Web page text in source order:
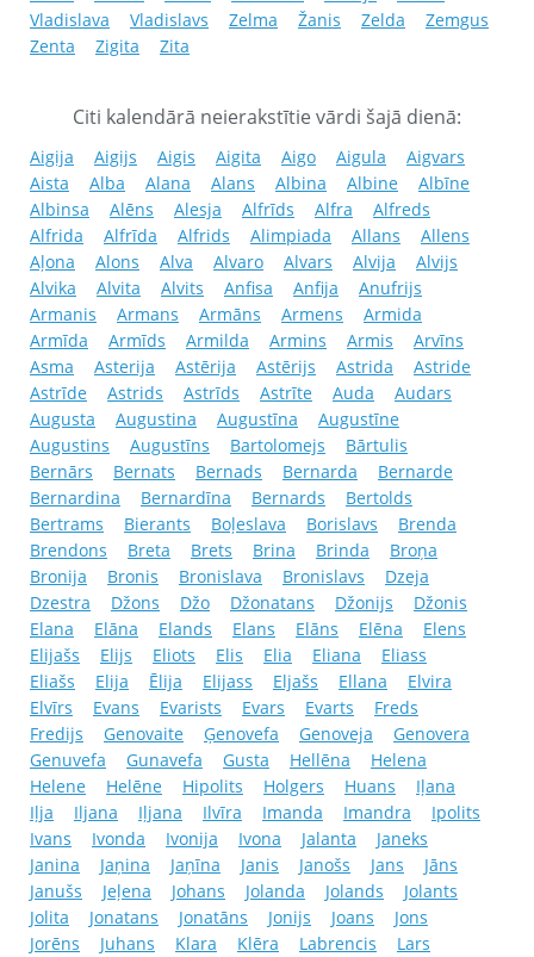
Vladislava
Vladislavs Zelma Žanis Zelda
Zemgus
Zenta
Zigita Zita
Citi kalendārā neierakstītie vārdi šajā dienā:
Aigija Aigijs Aigis Aigita Aigo Aigula
Aigvars
Aista
Alba Alana Alans Albina Albine
Albīne
Albinsa
Alēns Alesja Alfrīds Alfra
Alfreds
Alfrida
Alfrīda Alfrids Alimpiada Allans
Allens
Aļona
Alons Alva Alvaro Alvars Alvija
Alvijs
Alvika
Alvita Alvits Anfisa Anfija
Anufrijs
Armanis
Armans Armāns Armens
Armida
Armīda
Armīds Armilda Armins Armis
Arvīns
Asma
Asterija Astērija Astērijs Astrida
Astride
Astrīde
Astrids Astrīds Astrīte Auda
Audars
Augusta
Augustina Augustīna
Augustīne
Augustins
Augustīns Bartolomejs
Bārtulis
Bernārs
Bernats Bernads Bernarda
Bernarde
Bernardina
Bernardīna Bernards
Bertolds
Bertrams
Bierants Boļeslava Borislavs
Brenda
Brendons
Breta Brets Brina Brinda
Broņa
Bronija
Bronis Bronislava Bronislavs
Dzeja
Dzestra
Džons Džo Džonatans Džonijs
Džonis
Elana
Elāna Elands Elans Elāns Elēna
Elens
Elijašs
Elijs Eliots Elis Elia Eliana
Eliass
Eliašs
Elija Ēlija Elijass Eljašs Ellana
Elvira
Elvīrs
Evans Evarists Evars Evarts
Freds
Fredijs
Genovaite Ģenovefa Genoveja
Genovera
Genuvefa
Gunavefa Gusta Hellēna
Helena
Helene
Helēne Hipolits Holgers Huans
Iļana
Iļja
Iljana Iļjana Ilvīra Imanda Imandra
Ipolits
Ivans
Ivonda Ivonija Ivona Jalanta
Janeks
Janina
Jaņina Jaņīna Janis Janošs Jans
Jāns
Janušs
Jeļena Johans Jolanda Jolands
Jolants
Jolita
Jonatans Jonatāns Jonijs Joans
Jons
Jorēns
Juhans Klara Klēra Labrencis
Lars